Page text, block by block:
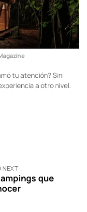
tu atención? Sin
a otro nivel.
NEXT
que